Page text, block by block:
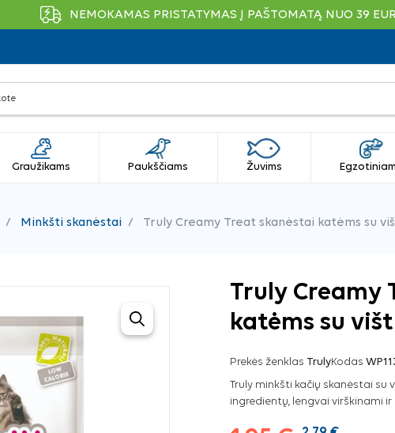
NEMOKAMAS PRISTATYMAS Į PAŠTOMATĄ NUO 39 EUR
Graužikams Paukščiams Žuvims
Minkšti skanėstai Truly Creamy Treat skanėstai katėms su
Truly Creamy
katėms su
Prekės ženklas TrulyKodas
Truly minkšti kačių skanėstai
ingredientų, lengvai virškinami